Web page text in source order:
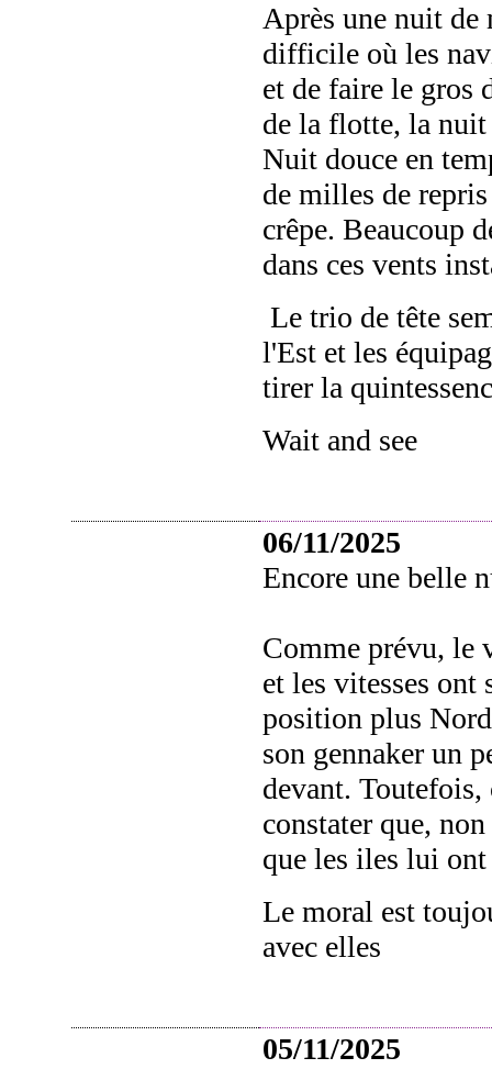
Après une nuit de
difficile où les
et de faire le gros
de la flotte, la
Nuit douce en
de milles de
crêpe. Beaucoup
dans ces vents
Le trio de tête
l'Est et les
tirer la
Wait and see
06/11/2025
Encore une belle
Comme prévu, le
et les vitesses
position plus
son gennaker un
devant. Toutefois,
constater que,
que les iles lui
Le moral est
avec elles
05/11/2025